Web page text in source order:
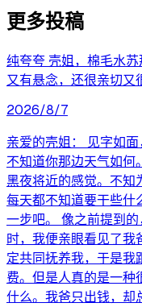
更多投稿
纯夸夸 壳姐，棉毛水
又有悬念，还很亲切又
2026/8/7
亲爱的壳姐： 见字如
不知道你那边天气如何
黑夜将近的感觉。不知
每天都不知道要干些什
一步吧。 像之前提到
时，我便亲眼看见了我
定共同抚养我，于是我
费。但是人真的是一种
什么。我爸只出钱，却